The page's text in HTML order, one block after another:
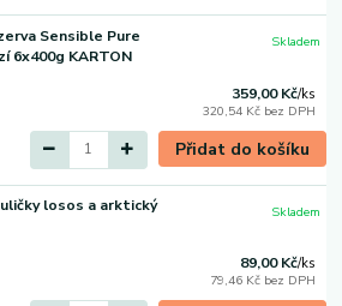
Sensible Pure
6x400g KARTON
359,00 Kč/ks
320,54 Kč bez DPH
Skladem
Přidat do košíku
losos a arktický
89,00 Kč/ks
79,46 Kč bez DPH
Skladem